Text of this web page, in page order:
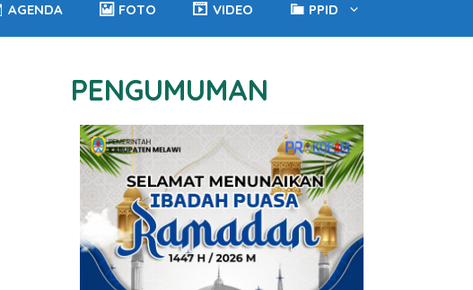
AGENDA FOTO VIDEO PPID
PENGUMUMAN